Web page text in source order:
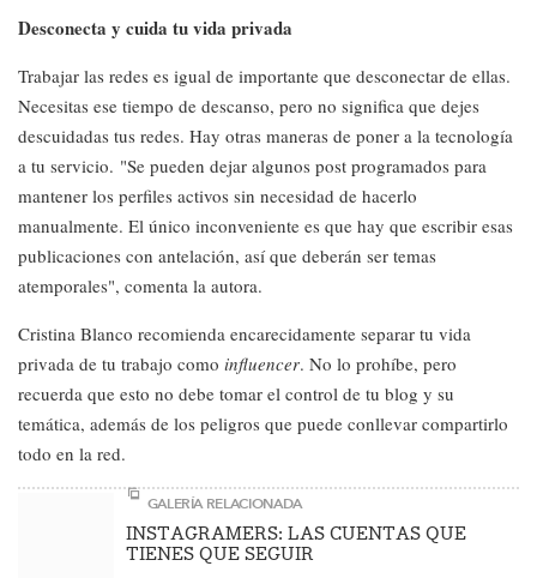
Desconecta y cuida tu vida privada
Trabajar las redes es igual de importante que desconectar de ellas.
Necesitas ese tiempo de descanso, pero no significa que dejes
descuidadas tus redes. Hay otras maneras de poner a la tecnología
a tu servicio. "Se pueden dejar algunos post programados para
mantener los perfiles activos sin necesidad de hacerlo
manualmente. El único inconveniente es que hay que escribir esas
publicaciones con antelación, así que deberán ser temas
atemporales", comenta la autora.
Cristina Blanco recomienda encarecidamente separar tu vida
privada de tu trabajo como influencer. No lo prohíbe, pero
recuerda que esto no debe tomar el control de tu blog y su
temática, además de los peligros que puede conllevar compartirlo
todo en la red.
GALERÍA RELACIONADA
INSTAGRAMERS: LAS CUENTAS QUE
TIENES QUE SEGUIR